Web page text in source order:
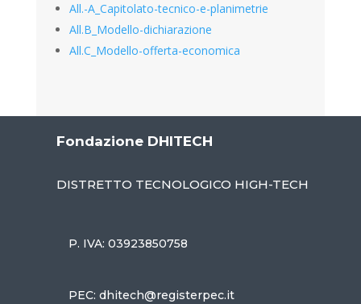
All.-A_Capitolato-tecnico-e-planimetrie
All.B_Modello-dichiarazione
All.C_Modello-offerta-economica
Fondazione DHITECH
DISTRETTO TECNOLOGICO HIGH-TECH
P. IVA: 03923850758
PEC: dhitech@registerpec.it